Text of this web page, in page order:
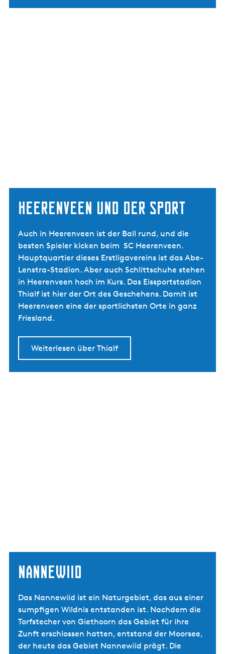
Heerenveen und der Sport
Auch in Heerenveen ist der Ball rund, und die
besten Spieler kicken beim SC Heerenveen.
Hauptquartier dieses Erstligavereins ist das Abe-
Lenstra-Stadion. Aber auch Schlittschuhe stehen
in Heerenveen hoch im Kurs. Das Eissportstadion
Thialf ist hier der Ort des Geschehens. Damit ist
Heerenveen eine der sportlichsten Orte in ganz
Friesland.
Weiterlesen über Thialf
Nannewiid
Das Nannewiid ist ein Naturgebiet, das aus einer
sumpfigen Wildnis entstanden ist. Nachdem die
Torfstecher von Giethoorn das Gebiet für ihre
Zunft erschlossen hatten, entstand der Moorsee,
der heute das Gebiet Nannewiid prägt. Die